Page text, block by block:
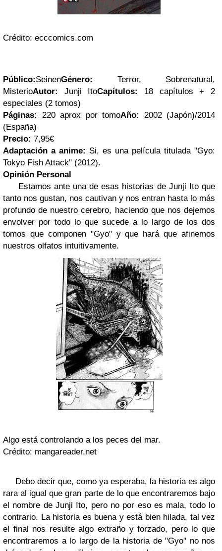
Crédito: ecccomics.com
Público:SeinenGénero:
Terror, Sobrenatural,
MisterioAutor: Junji ItoCapítulos:
18 capítulos + 2
especiales (2 tomos)
Páginas: 220 aprox por tomoAño:
2002 (Japón)/2014
(España)
Precio: 7,95€
Adaptación a anime: Si, es una película titulada "Gyo:
Tokyo Fish Attack" (2012).
Opinión Personal
Estamos ante una de esas historias de Junji Ito que
tanto nos gustan, nos cautivan y nos entran hasta lo más
profundo de nuestro cerebro, haciendo que nos dejemos
envolver por todo lo que sucede a lo largo de los dos
tomos que componen "Gyo" y que hará que afinemos
nuestros olfatos intuitivamente.
Algo está controlando a los peces del mar.
Crédito: mangareader.net
Debo decir que, como ya esperaba, la historia es algo
rara al igual que gran parte de lo que encontraremos bajo
el nombre de Junji Ito, pero no por eso es mala, todo lo
contrario. La historia es buena y está bien hilada, tal vez
el final nos resulte algo extraño y forzado, pero lo que
encontraremos a lo largo de la historia de "Gyo" no nos